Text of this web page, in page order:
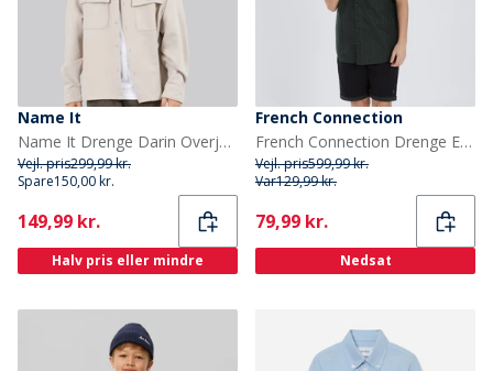
Name It
Name It Drenge Darin Overjakke Chateau Gray
Vejl. pris299,99 kr.
Spare150,00 kr.
Current
149,99 kr.
Halv pris eller mindre
French Connection
French Connection Drenge Edenfield Sæt Flerfarvet
Vejl. pris599,99 kr.
Var129,99 kr.
Current
79,99 kr.
Nedsat